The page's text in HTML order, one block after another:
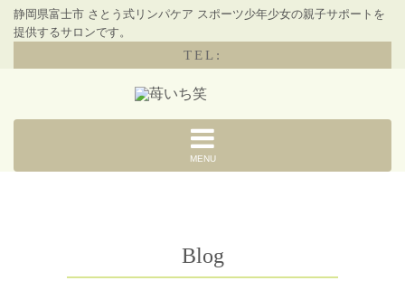
静岡県富士市 さとう式リンパケア スポーツ少年少女の親子サポートを
提供するサロンです。
TEL:
MENU
Blog